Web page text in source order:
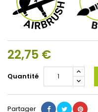
22,75 €
Quantité
Partager